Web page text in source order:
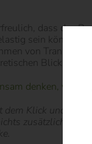
dass das
sein könnte.
von
Blick auf
denken,
dem Klick und der
zusätzlich